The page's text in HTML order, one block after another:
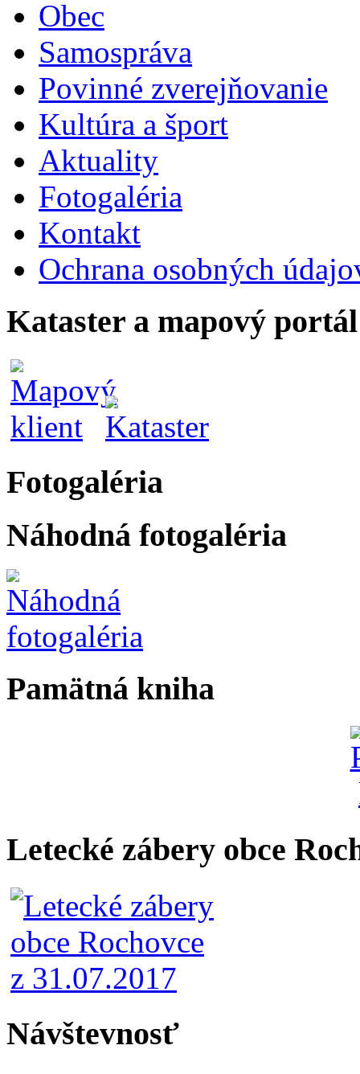
Obec
Samospráva
Povinné zverejňovanie
Kultúra a šport
Aktuality
Fotogaléria
Kontakt
Ochrana osobných
Kataster a mapový portál
Fotogaléria
Náhodná fotogaléria
Pamätná kniha
Letecké zábery obce
Návštevnosť